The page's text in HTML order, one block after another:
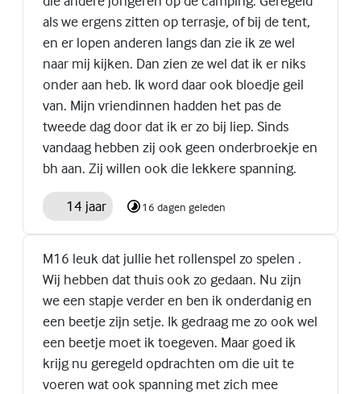
als we ergens zitten op terrasje, of bij de tent,
en er lopen anderen langs dan zie ik ze wel
naar mij kijken. Dan zien ze wel dat ik er niks
onder aan heb. Ik word daar ook bloedje geil
van. Mijn vriendinnen hadden het pas de
tweede dag door dat ik er zo bij liep. Sinds
vandaag hebben zij ook geen onderbroekje en
bh aan. Zij willen ook die lekkere spanning.
14 jaar 16 dagen geleden
M16 leuk dat jullie het rollenspel zo spelen .
Wij hebben dat thuis ook zo gedaan. Nu zijn
we een stapje verder en ben ik onderdanig en
een beetje zijn setje. Ik gedraag me zo ook wel
een beetje moet ik toegeven. Maar goed ik
krijg nu geregeld opdrachten om die uit te
voeren wat ook spanning met zich mee